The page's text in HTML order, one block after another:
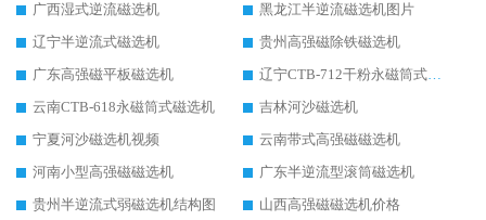
广西湿式逆流磁选机
黑龙江半逆流磁选机图片
辽宁半逆流式磁选机
贵州高强磁除铁磁选机
广东高强磁平板磁选机
辽宁CTB-712干粉永磁筒式磁选机
云南CTB-618永磁筒式磁选机
吉林河沙磁选机
宁夏河沙磁选机视频
云南带式高强磁磁选机
河南小型高强磁磁选机
广东半逆流型滚筒磁选机
贵州半逆流式弱磁选机结构图
山西高强磁磁选机价格